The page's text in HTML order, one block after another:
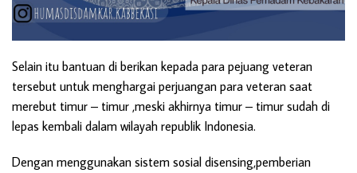
Selain itu bantuan di berikan kepada para pejuang veteran
tersebut untuk menghargai perjuangan para veteran saat
merebut timur – timur ,meski akhirnya timur – timur sudah di
lepas kembali dalam wilayah republik Indonesia.
Dengan menggunakan sistem sosial disensing,pemberian